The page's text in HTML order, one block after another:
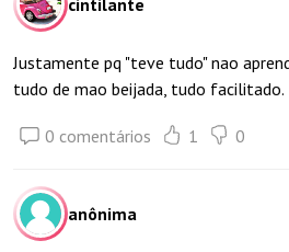
cintilante
Justamente pq "teve tudo" nao
tudo de mao beijada, tudo facilitado.
0 comentários 1 0
anônima